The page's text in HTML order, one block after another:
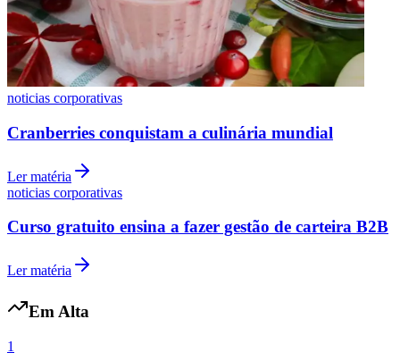
Fluminense
noticias corporativas
Cranberries conquistam a culinária mundial
Ler matéria
noticias corporativas
Curso gratuito ensina a fazer gestão de carteira B2B
Ler matéria
Em Alta
1